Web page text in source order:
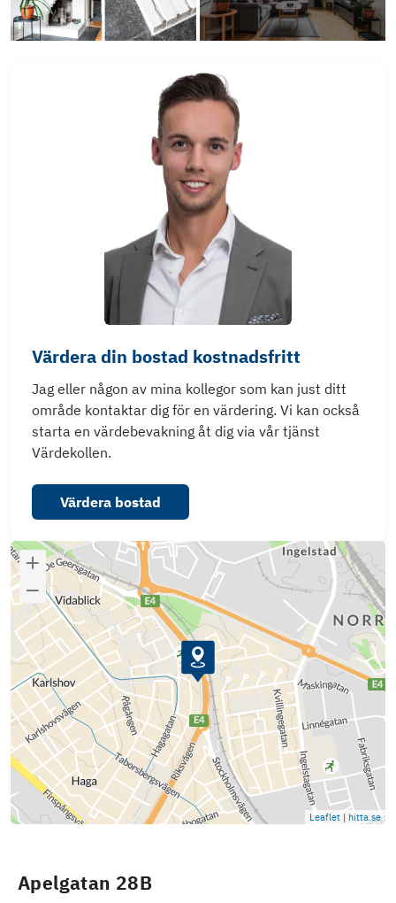
Värdera din bostad kostnadsfritt
Jag eller någon av mina kollegor som kan just ditt
område kontaktar dig för en värdering. Vi kan också
starta en värdebevakning åt dig via vår tjänst
Värdekollen.
Värdera bostad
Leaflet | hitta.se
Apelgatan 28B